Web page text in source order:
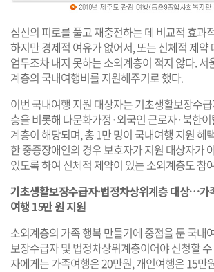
심신의 피로를 풀고 재충전하는 데 비교적 효과
하지만 경제적 여유가 없어서, 또는 신체적 제약
엄두조차 내지 못하는 소외계층이 적지 않다. 서
계층의 국내여행비를 지원해주기로 했다.
이번 국내여행 지원 대상자는 기초생활보장수
층을 비롯해 다문화가정·외국인 근로자·북한
계층이 해당되며, 총 1만 명이 국내여행 지원 혜
한 중증장애인의 경우 보호자가 지원 대상자가
있도록 하여 신체적 제약이 있는 소외계층도 참
기초생활보장수급자·법정차상위계층 대상…가
여행 15만 원 지원
소외계층의 가족 행복 만들기에 중점을 둔 국내
보장수급자 및 법정차상위계층이어야 신청할
자에게는 가족여행은 20만원, 개인여행은 15만